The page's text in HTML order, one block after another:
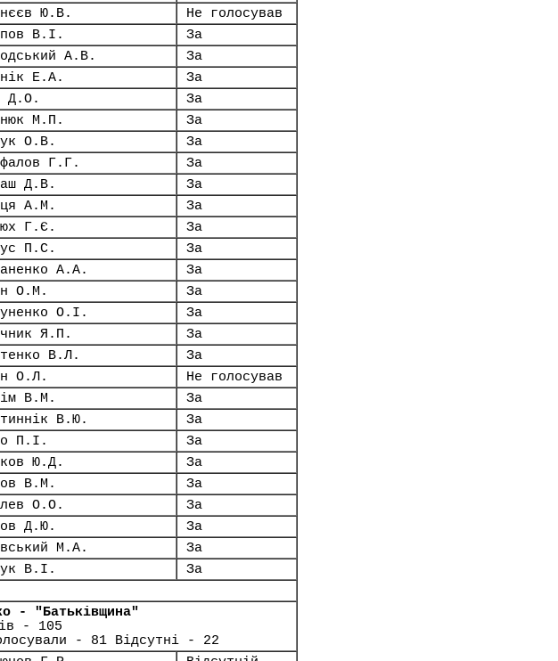
Ю.В.
Не голосував
В.І.
За
А.В.
За
Е.А.
За
Д.О.
За
М.П.
За
О.В.
За
Г.Г.
За
Д.В.
За
А.М.
За
Г.Є.
За
П.С.
За
А.А.
За
О.М.
За
О.І.
За
Я.П.
За
В.Л.
За
О.Л.
Не голосував
В.М.
За
В.Ю.
За
П.І.
За
Ю.Д.
За
В.М.
За
О.О.
За
Д.Ю.
За
М.А.
За
В.І. За
- "Батьківщина"
- 105
- 81 Відсутні - 22